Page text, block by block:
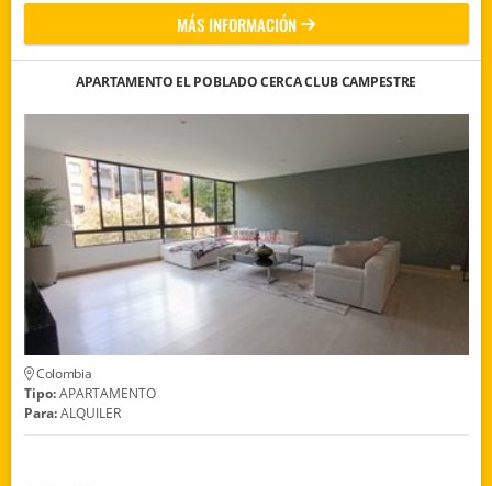
MÁS INFORMACIÓN
APARTAMENTO EL POBLADO CERCA CLUB CAMPESTRE
Colombia
Tipo:APARTAMENTO
Para:ALQUILER